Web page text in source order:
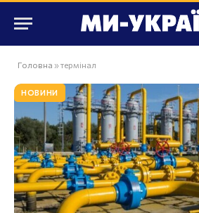
Головна » термінал
НОВИНИ